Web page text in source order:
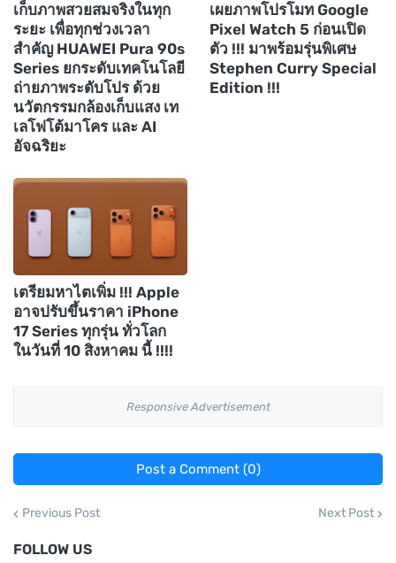
เก็บภาพสวยสมจริงในทุก
ระยะ เพื่อทุกช่วงเวลา
สำคัญ HUAWEI Pura 90s
Series ยกระดับเทคโนโลยี
ถ่ายภาพระดับโปร ด้วย
นวัตกรรมกล้องเก็บแสง เท
เลโฟโต้มาโคร และ AI
อัจฉริยะ
เผยภาพโปรโมท Google
Pixel Watch 5 ก่อนเปิด
ตัว !!! มาพร้อมรุ่นพิเศษ
Stephen Curry Special
Edition !!!
เตรียมหาไตเพิ่ม !!! Apple
อาจปรับขึ้นราคา iPhone
17 Series ทุกรุ่น ทั่วโลก
ในวันที่ 10 สิงหาคม นี้ !!!!
Responsive Advertisement
Post a Comment (0)
Previous Post Next Post
FOLLOW US